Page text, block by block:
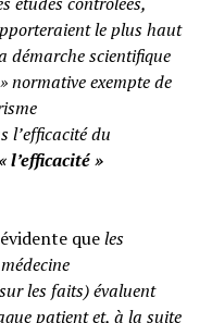
le plus haut
démarche scientifique
normative exempte de
l’efficacité du
«l’efficacité »
queles
les faits) évaluent
patient et, à la suite